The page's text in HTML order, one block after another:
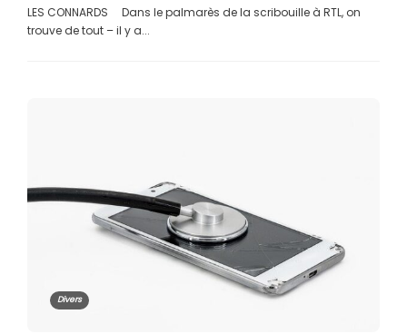
LES CONNARDS Dans le palmarès de la scribouille à RTL, on
trouve de tout – il y a...
Divers